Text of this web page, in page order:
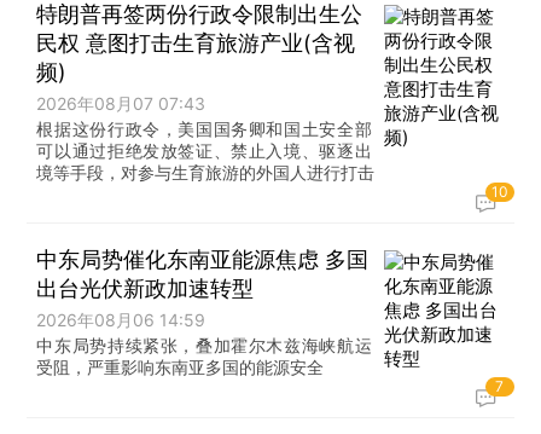
特朗普再签两份行政令限制出生公
民权 意图打击生育旅游产业(含视
频)
2026年08月07 07:43
根据这份行政令，美国国务卿和国土安全部
可以通过拒绝发放签证、禁止入境、驱逐出
境等手段，对参与生育旅游的外国人进行打击
10
中东局势催化东南亚能源焦虑 多国
出台光伏新政加速转型
2026年08月06 14:59
中东局势持续紧张，叠加霍尔木兹海峡航运
受阻，严重影响东南亚多国的能源安全
7